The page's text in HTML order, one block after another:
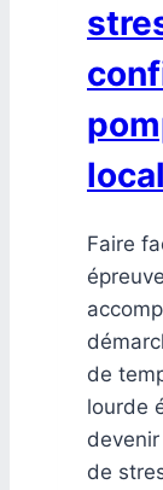
Faire
de
lourde
de